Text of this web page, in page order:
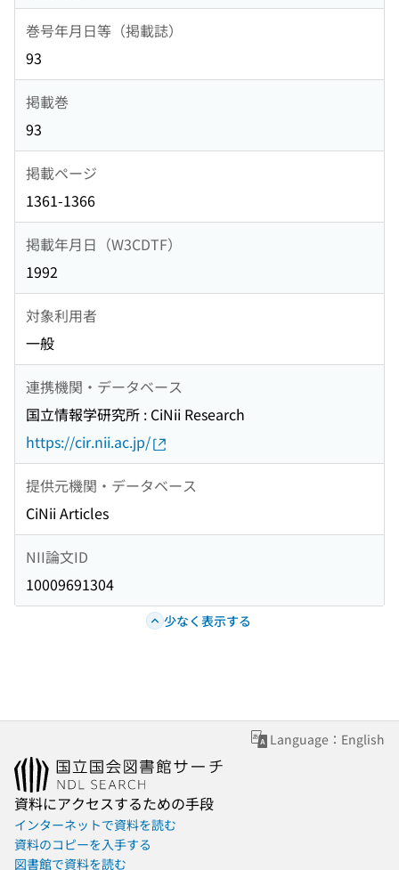
巻号年月日等（掲載誌）
93
掲載巻
93
掲載ページ
1361-1366
掲載年月日（W3CDTF）
1992
対象利用者
一般
連携機関・データベース
国立情報学研究所 : CiNii Research
https://cir.nii.ac.jp/
提供元機関・データベース
CiNii Articles
NII論文ID
10009691304
少なく表示する
Language：English
資料にアクセスするための手段
インターネットで資料を読む
資料のコピーを入手する
図書館で資料を読む